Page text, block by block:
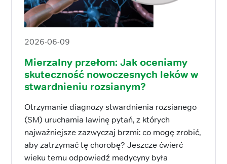
2026-06-09
Mierzalny przełom: Jak oceniamy
skuteczność nowoczesnych leków w
stwardnieniu rozsianym?
Otrzymanie diagnozy stwardnienia rozsianego
(SM) uruchamia lawinę pytań, z których
najważniejsze zazwyczaj brzmi: co mogę zrobić,
aby zatrzymać tę chorobę? Jeszcze ćwierć
wieku temu odpowiedź medycyny była